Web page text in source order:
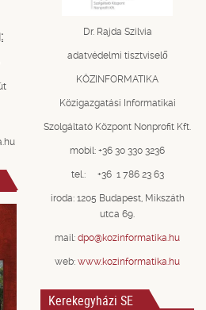
Dr. Rajda Szilvia
adatvédelmi tisztviselő
KÖZINFORMATIKA
Közigazgatási Informatikai
Szolgáltató Központ Nonprofit Kft.
mobil: +36 30 330 3236
tel.: +36 1 786 23 63
iroda: 1205 Budapest, Mikszáth
utca 69.
mail: dpo@kozinformatika.hu
web: www.kozinformatika.hu
Kerekegyházi SE